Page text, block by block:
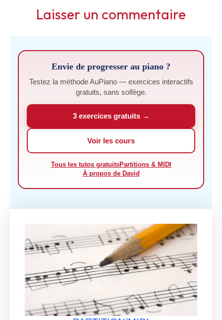
Envie de progresser au piano ?
Testez la méthode AuPiano — exercices interactifs
gratuits, sans solfège.
3 exercices gratuits →
Voir les cours
Tous les tutos gratuitsPartitions & MIDI
À propos de David